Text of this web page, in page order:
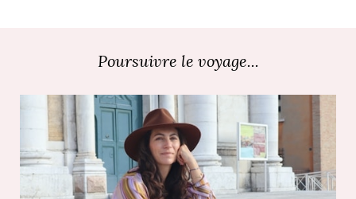
Poursuivre le voyage...